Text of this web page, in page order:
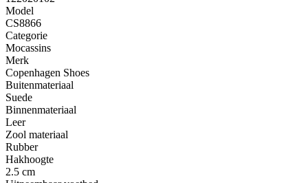
Model
CS8866
Categorie
Mocassins
Merk
Copenhagen Shoes
Buitenmateriaal
Suede
Binnenmateriaal
Leer
Zool materiaal
Rubber
Hakhoogte
2.5 cm